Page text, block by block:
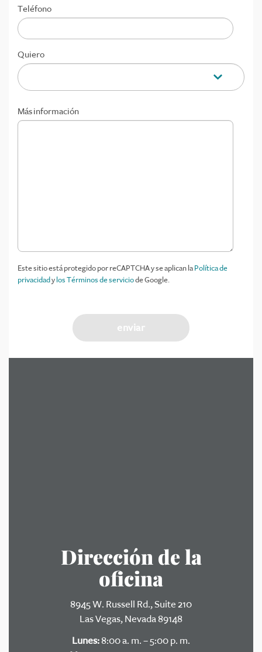
Teléfono
Quiero
Más información
Este sitio está protegido por reCAPTCHA y se aplican laPolítica de
privacidadylos Términos de serviciode Google.
Dirección de la
oficina
8945 W. Russell Rd., Suite 210
Las Vegas, Nevada 89148
Lunes:8:00 a. m. – 5:00 p. m.